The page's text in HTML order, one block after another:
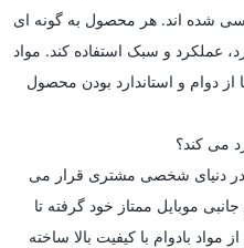
شده اند. هر محصول به گونه ای
عملکرد و سبک استفاده کند. مواد
از دوام و استاندارد بودن محصول
می کند؟
در دنیای شخصی مشتری قرار می
موبایل ممتاز خود گرفته تا
بادوام با کیفیت بالا ساخته